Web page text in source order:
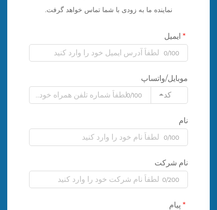
نماینده ما به زودی با شما تماس خواهد گرفت.
ایمیل
0/100
موبایل/واتساپ
کد
0/100
نام
0/100
نام شرکت
0/200
پیام